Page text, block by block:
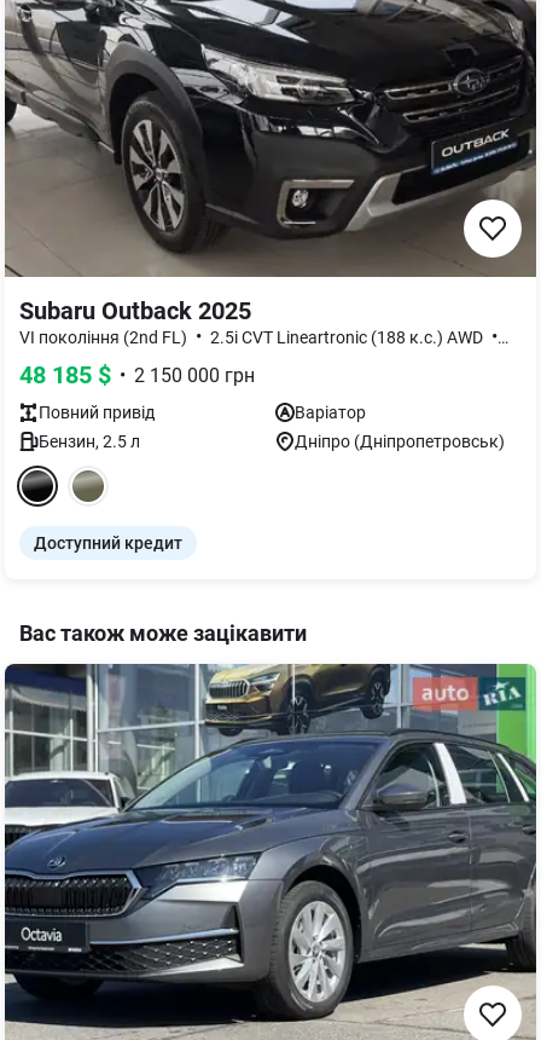
Subaru Outback 2025
VI покоління (2nd FL) • 2.5i CVT Lineartronic (188 к.с.) AWD •
48 185 $ • 2 150 000 грн
Повний привід
Варіатор
Бензин, 2.5л Дніпро (Дніпропетровськ)
Доступний кредит
Вас також може зацікавити